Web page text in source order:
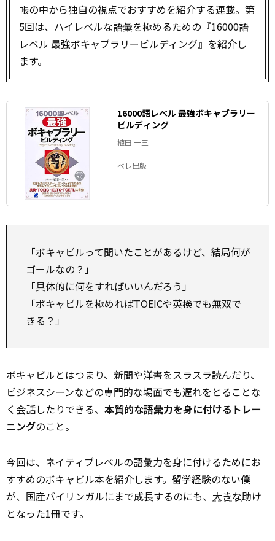
帳の中から独自の視点でおすすめを紹介する連載。第
5回は、ハイレベルな語彙を極めるための『16000語
レベル 最強ボキャブラリービルディング』を紹介し
ます。
16000語レベル 最強ボキャブラリー
ビルディング
植田 一三
ベレ出版
「ボキャビルって聞いたことがあるけど、結局何が
ゴールなの？」
「具体的に何をすればいいんだろう」
「ボキャビルを極めればTOEICや英検でも無双で
きる？」
ボキャビルとはつまり、新聞や洋書をスラスラ読んだり、
ビジネスシーンなどの専門的な場面でも遅れをとることな
く会話したりできる、 本質的な語彙力を身に付けるトレー
ニングのこと。
今回は、ネイティブレベルの語彙力を身に付けるためにお
すすめのボキャビル本を紹介します。留学経験のない僕
が、国産バイリンガルにまで成長するのにも、 大きな助け
となった1冊です。